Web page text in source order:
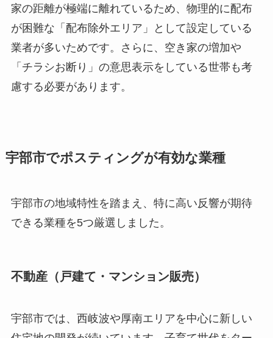
家の距離が極端に離れているため、物理的に配布
が困難な「配布除外エリア」として設定している
業者が多いためです。さらに、空き家の増加や
「チラシお断り」の意思表示をしている世帯も考
慮する必要があります。
宇部市でポスティングが有効な業種
宇部市の地域特性を踏まえ、特に高い反響が期待
できる業種を5つ厳選しました。
不動産（戸建て・マンション販売）
宇部市では、西岐波や厚南エリアを中心に新しい